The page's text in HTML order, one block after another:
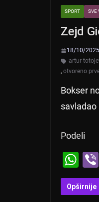
SPORT SVE
Zejd
18/10/2025
artur
, otvoreno
Bokser
savladao
Podeli
W
h
at
Opširnije